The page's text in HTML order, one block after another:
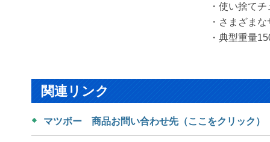
・使い捨て
・さまざま
・典型重量
関連リンク
マツボー 商品お問い合わせ先（ここをクリック）